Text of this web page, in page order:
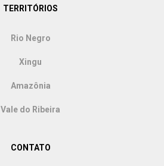
TERRITÓRIOS
Rio Negro
Xingu
Amazônia
Vale do Ribeira
CONTATO